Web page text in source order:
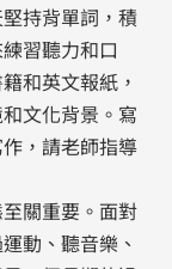
持背單詞，積
習聽力和口
和英文報紙，
文化背景。寫
，請老師指導
關重要。面對
動、聽音樂、